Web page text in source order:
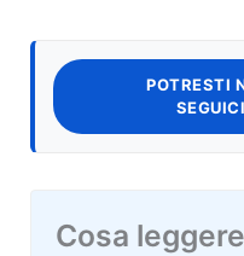
POTRESTI
Cosa leggere